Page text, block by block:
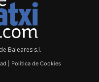
Baleares s.l.
Política de Cookies